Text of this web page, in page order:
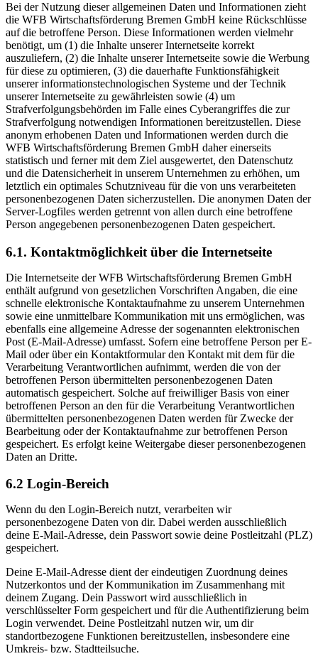
Bei der Nutzung dieser allgemeinen Daten und Informationen zieht
die WFB Wirtschaftsförderung Bremen GmbH keine Rückschlüsse
auf die betroffene Person. Diese Informationen werden vielmehr
benötigt, um (1) die Inhalte unserer Internetseite korrekt
auszuliefern, (2) die Inhalte unserer Internetseite sowie die Werbung
für diese zu optimieren, (3) die dauerhafte Funktionsfähigkeit
unserer informationstechnologischen Systeme und der Technik
unserer Internetseite zu gewährleisten sowie (4) um
Strafverfolgungsbehörden im Falle eines Cyberangriffes die zur
Strafverfolgung notwendigen Informationen bereitzustellen. Diese
anonym erhobenen Daten und Informationen werden durch die
WFB Wirtschaftsförderung Bremen GmbH daher einerseits
statistisch und ferner mit dem Ziel ausgewertet, den Datenschutz
und die Datensicherheit in unserem Unternehmen zu erhöhen, um
letztlich ein optimales Schutzniveau für die von uns verarbeiteten
personenbezogenen Daten sicherzustellen. Die anonymen Daten der
Server-Logfiles werden getrennt von allen durch eine betroffene
Person angegebenen personenbezogenen Daten gespeichert.
6.1. Kontaktmöglichkeit über die Internetseite
Die Internetseite der WFB Wirtschaftsförderung Bremen GmbH
enthält aufgrund von gesetzlichen Vorschriften Angaben, die eine
schnelle elektronische Kontaktaufnahme zu unserem Unternehmen
sowie eine unmittelbare Kommunikation mit uns ermöglichen, was
ebenfalls eine allgemeine Adresse der sogenannten elektronischen
Post (E-Mail-Adresse) umfasst. Sofern eine betroffene Person per E-
Mail oder über ein Kontaktformular den Kontakt mit dem für die
Verarbeitung Verantwortlichen aufnimmt, werden die von der
betroffenen Person übermittelten personenbezogenen Daten
automatisch gespeichert. Solche auf freiwilliger Basis von einer
betroffenen Person an den für die Verarbeitung Verantwortlichen
übermittelten personenbezogenen Daten werden für Zwecke der
Bearbeitung oder der Kontaktaufnahme zur betroffenen Person
gespeichert. Es erfolgt keine Weitergabe dieser personenbezogenen
Daten an Dritte.
6.2 Login-Bereich
Wenn du den Login-Bereich nutzt, verarbeiten wir
personenbezogene Daten von dir. Dabei werden ausschließlich
deine E-Mail-Adresse, dein Passwort sowie deine Postleitzahl (PLZ)
gespeichert.
Deine E-Mail-Adresse dient der eindeutigen Zuordnung deines
Nutzerkontos und der Kommunikation im Zusammenhang mit
deinem Zugang. Dein Passwort wird ausschließlich in
verschlüsselter Form gespeichert und für die Authentifizierung beim
Login verwendet. Deine Postleitzahl nutzen wir, um dir
standortbezogene Funktionen bereitzustellen, insbesondere eine
Umkreis- bzw. Stadtteilsuche.